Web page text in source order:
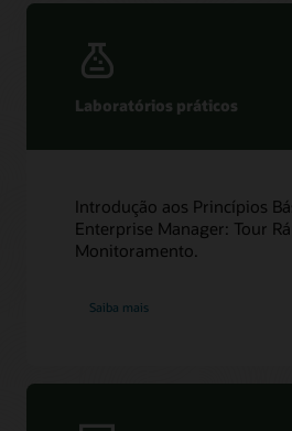
Laboratórios práticos
Introdução aos Princípios
Enterprise Manager: Tour
Monitoramento.
Saiba mais